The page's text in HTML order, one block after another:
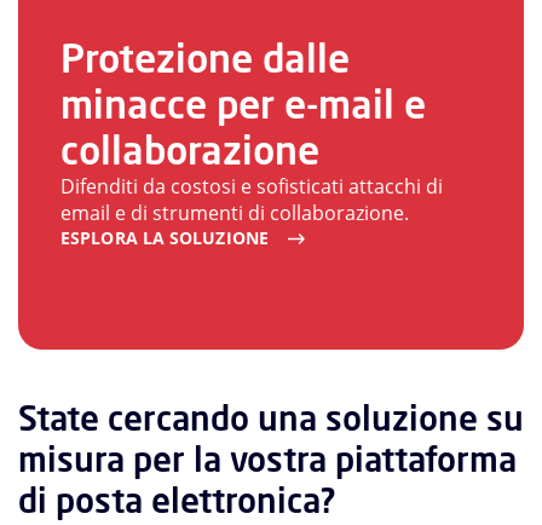
Protezione dalle
minacce per e-mail e
collaborazione
Difenditi da costosi e sofisticati attacchi di
email e di strumenti di collaborazione.
ESPLORA LA SOLUZIONE
State cercando una soluzione su
misura per la vostra piattaforma
di posta elettronica?